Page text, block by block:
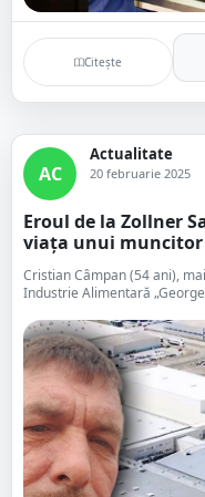
Citește
AC
Actualitate
20 februarie 2025
Eroul de la Zollner
viața unui
Cristian Câmpan (54 ani),
Industrie Alimentară